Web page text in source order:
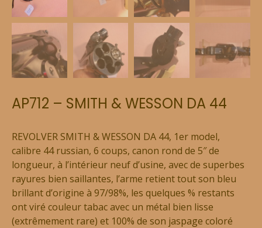
AP712 – SMITH & WESSON DA 44
REVOLVER SMITH & WESSON DA 44, 1er model,
calibre 44 russian, 6 coups, canon rond de 5″ de
longueur, à l’intérieur neuf d’usine, avec de superbes
rayures bien saillantes, l’arme retient tout son bleu
brillant d’origine à 97/98%, les quelques % restants
ont viré couleur tabac avec un métal bien lisse
(extrêmement rare) et 100% de son jaspage coloré